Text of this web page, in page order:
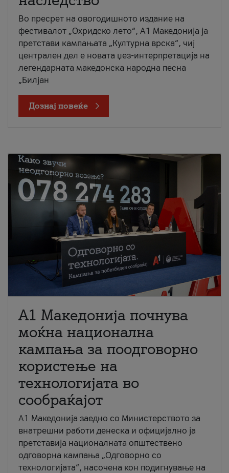
Во пресрет на овогодишното издание на
фестивалот „Охридско лето“, А1 Македонија ја
претстави кампањата „Културна врска“, чиј
централен дел е новата џез-интерпретација на
легендарната македонска народна песна
„Билјан
Дознај повеќе
A1 Македонија почнува
моќна национална
кампања за поодговорно
користење на
технологијата во
сообраќајот
A1 Македонија заедно со Министерството за
внатрешни работи денеска и официјално ја
претставија националната општествено
одговорна кампања „Одговорно со
технологијата“, насочена кон подигнување на